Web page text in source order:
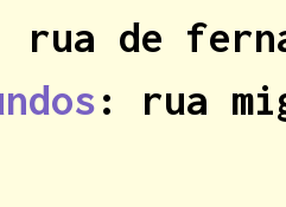
rua de
: rua